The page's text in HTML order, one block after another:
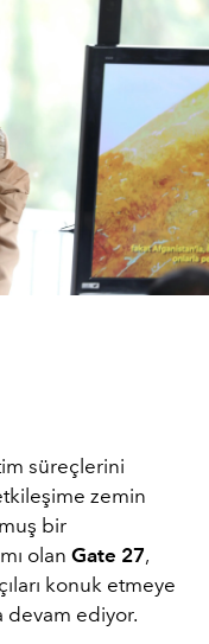
süreçlerini
zemin
bir
olan Gate 27,
konuk etmeye
devam ediyor.